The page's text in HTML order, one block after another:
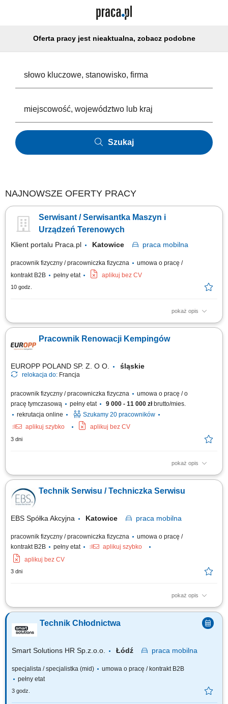
Oferta pracy jest nieaktualna, zobacz podobne
Szukaj
NAJNOWSZE OFERTY PRACY
Serwisant / Serwisantka Maszyn i
Urządzeń Terenowych
Klient portalu Praca.pl Katowice praca mobilna
pracownik fizyczny / pracowniczka fizyczna
umowa o pracę /
kontrakt B2B
pełny etat aplikuj bez CV
10 godz.
pokaż opis
Zapewnienie ciągłości pracy systemów technicznych poprzez nadzór nad
napraw doraźnych w terenie. Analiza błędów, lokalizacja źródeł awarii i
wymiana modułów. Instalowanie nowych systemów oraz pomoc
Pracownik Renowacji Kempingów
EUROPP POLAND SP. Z. O O. śląskie
relokacja do: Francja
pracownik fizyczny / pracowniczka fizyczna
umowa o pracę / o
pracę tymczasową
pełny etat 9 000 - 11 000 złbrutto/mies.
rekrutacja online
Szukamy 20 pracowników
aplikuj szybko
aplikuj bez CV
3 dni
pokaż opis
Firma Europp z przyjemnością informuje o rekrutacji do pracy we Francji
największych we Francji, a zarazem Europie operatorów kempingów.
Firma zajmuje się kompleksowym przygotowaniem domków
Technik Serwisu / Techniczka Serwisu
EBS Spółka Akcyjna Katowice praca mobilna
pracownik fizyczny / pracowniczka fizyczna
umowa o pracę /
kontrakt B2B
pełny etat
aplikuj szybko
aplikuj bez CV
3 dni
pokaż opis
Obowiązki: Nadzór nad stanem technicznym maszyn i urządzeń w
Analiza usterek i rozwiązywanie problemów technicznych, wymiana
uszkodzonych modułów; Instalacja nowych urządzeń, wsparcie w innych
Technik Chłodnictwa
Smart Solutions HR Sp.z.o.o. Łódź praca mobilna
specjalista / specjalistka (mid)
umowa o pracę / kontrakt B2B
pełny etat
3 godz.